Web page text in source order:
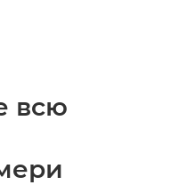
всю